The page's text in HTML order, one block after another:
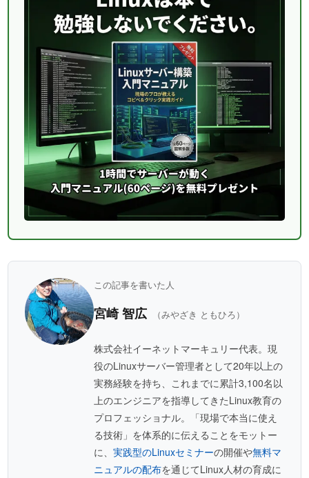
この記事を書いた人
宮崎 智広 （みやざき ともひろ）
株式会社イーネットマーキュリー代表。現
役のLinuxサーバー管理者として20年以上の
実務経験を持ち、これまでに累計3,100名以
上のエンジニアを指導してきたLinux教育の
プロフェッショナル。「現場で本当に使え
る技術」を体系的に伝えることをモットー
に、実践型のLinuxセミナーの開催や無料マ
ニュアルの配布を通じてLinux人材の育成に